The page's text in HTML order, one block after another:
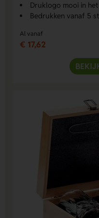
Druklogo mooi in
Bedrukken vanaf 5
Al vanaf
€ 17,62